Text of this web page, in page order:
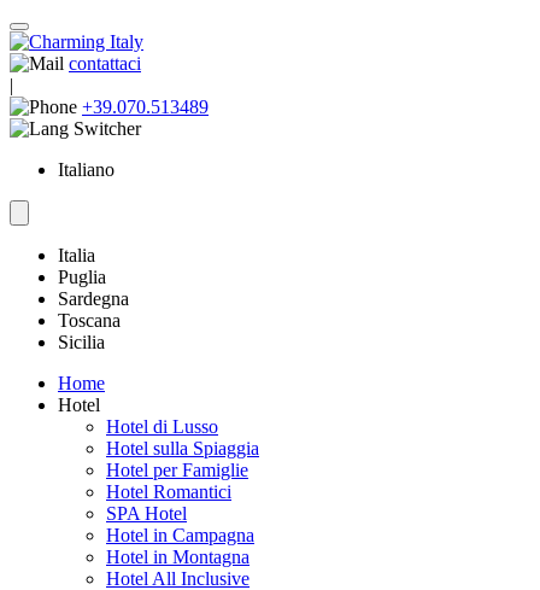
contattaci
|
+39.070.513489
Italiano
Italia
Puglia
Sardegna
Toscana
Sicilia
Home
Hotel
Hotel di Lusso
Hotel sulla Spiaggia
Hotel per Famiglie
Hotel Romantici
SPA Hotel
Hotel in Campagna
Hotel in Montagna
Hotel All Inclusive